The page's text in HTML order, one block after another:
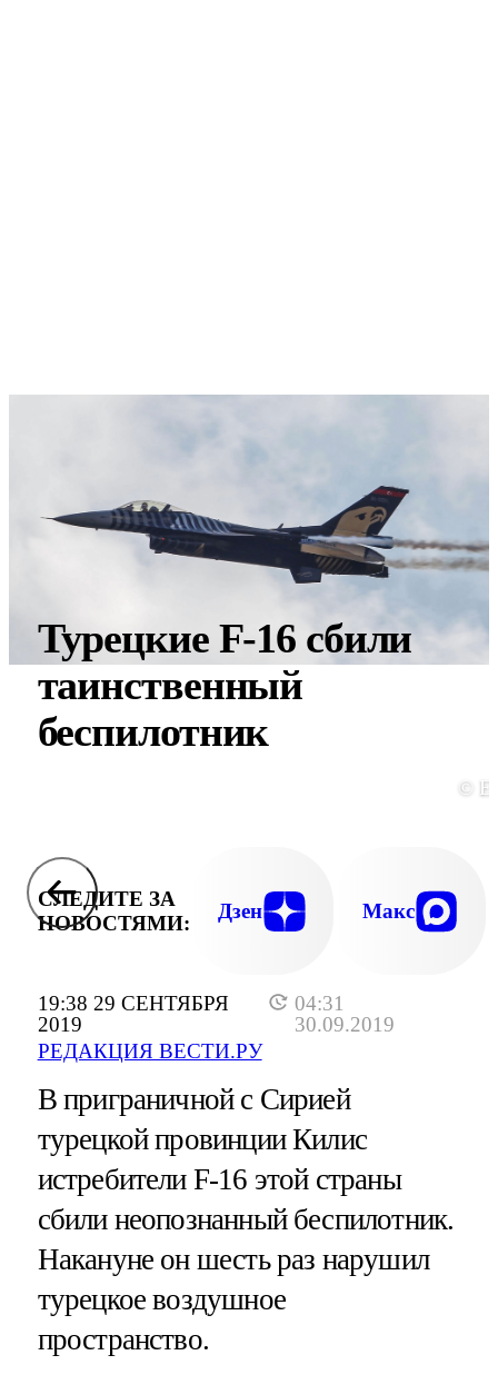
19:38 29 СЕНТЯБРЯ
2019
04:31
30.09.2019
РЕДАКЦИЯ ВЕСТИ.РУ
Турецкие F-16 сбили
таинственный
беспилотник
©
СЛЕДИТЕ ЗА
НОВОСТЯМИ:
Дзен Макс
В приграничной с Сирией
турецкой провинции Килис
истребители F-16 этой страны
сбили неопознанный беспилотник.
Накануне он шесть раз нарушил
турецкое воздушное
пространство.